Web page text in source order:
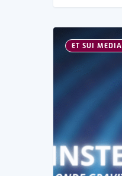
ET SUI MEDIA